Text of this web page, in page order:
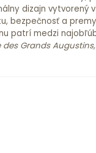
dizajn vytvorený
bezpečnosť a
patrí medzi
des Grands